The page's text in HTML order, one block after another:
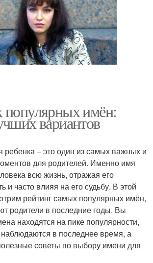
имён:
вариантов
– это один из самых важных и
для родителей. Именно имя
всю жизнь, отражая его
и часто влияя на его судьбу. В этой
рейтинг самых популярных имён,
родители в последние годы. Вы
находятся на пике популярности,
наблюдаются в последнее время, а
советы по выбору имени для